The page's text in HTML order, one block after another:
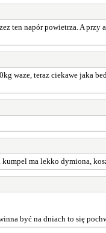
napór powietrza. A przy
waze, teraz ciekawe jaka
ma lekko dymiona,
być na dniach to się